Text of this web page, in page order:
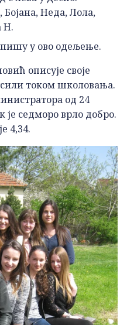
Неда, Лола,
Н.
у ово одељење.
описује своје
током школовања.
од 24
је седморо врло добро.
4,34.